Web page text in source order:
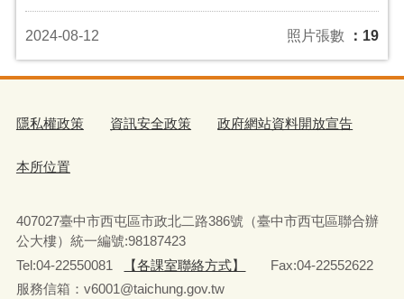
2024-08-12 照片張數 ：19
隱私權政策 資訊安全政策 政府網站資料開放宣告
本所位置
407027臺中市西屯區市政北二路386號（臺中市西屯區聯合辦
公大樓）統一編號:98187423
Tel:04-22550081
【各課室聯絡方式】
Fax:04-22552622
服務信箱：v6001@taichung.gov.tw